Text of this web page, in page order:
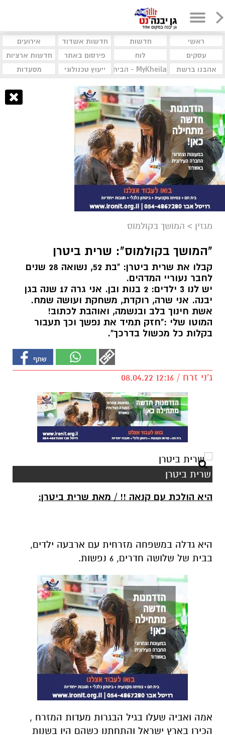
ראשי חדשות חדשות אשדוד
אירועים
עסקים
לוח פירסום באתר
חדשות ארציות
אהבנו ברשת
MyKheila - הבית לעסקים וקהילות ייעוץ טכנולוגי מסעדות
מגזין > המושך בקולמוס
"המושך בקולמוס": שרית ביטרן
קבלו את שרית ביטרן: "בת 52, נשואה 28 שנים
לחבר נעוריי המדהים.
יש לנו 3 ילדים: 2 בנות ובן. אני גרה 17 שנה בגן
יבנה. אני שרה, רוקדת, משחקת ועושה שמח.
אשת חינוך בלב ובנשמה, ואוהבת לכתוב!
המוטו שלי :"חזק תמיד את נפשך וכך תעבור
בקלות כל מכשול בדרכך".
ג'ני זרח / 12:16 08.04.22
שרית ביטרן
היא הולכת עם קנאה !! / מאת שרית ביטרן:
היא גדלה במשפחה מזרחית עם ארבעה ילדים,
בבית של שלושה חדרים, 6 נפשות.
אמה ואביה שעלו בגיל הבגרות מעדות המזרח ,
הכירו בארץ ישראל והתחתנו כשהם היו בשנות